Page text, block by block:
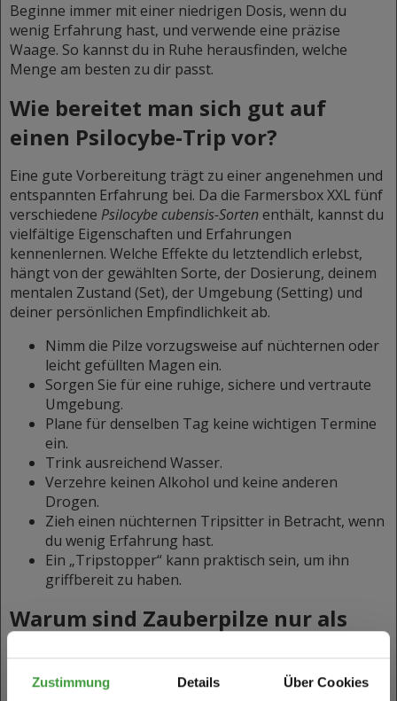
Zustimmung Details Über Cookies
Beginne immer mit einer niedrigen Dosis, wenn du
wenig Erfahrung hast, und verwende eine präzise
Waage. So kannst du in Ruhe herausfinden, welche
Menge am besten zu dir passt.
Wie bereitet man sich gut auf
einen Psilocybe-Trip vor?
Eine gute Vorbereitung trägt zu einer angenehmen und
entspannten Erfahrung bei. Da die Farmersbox XXL fünf
verschiedene Psilocybe cubensis-Sortenenthält, kannst du
vielfältige Eigenschaften und Erfahrungen
kennenlernen. Welche Effekte du letztendlich erlebst,
hängt von der gewählten Sorte, der Dosierung, deinem
mentalen Zustand (Set), der Umgebung (Setting) und
deiner persönlichen Empfindlichkeit ab.
Nimm die Pilze vorzugsweise auf nüchternen oder
leicht gefüllten Magen ein.
Sorgen Sie für eine ruhige, sichere und vertraute
Umgebung.
Plane für denselben Tag keine wichtigen Termine
ein.
Trink ausreichend Wasser.
Verzehre keinen Alkohol und keine anderen
Drogen.
Zieh einen nüchternen Tripsitter in Betracht, wenn
du wenig Erfahrung hast.
Ein „Tripstopper“ kann praktisch sein, um ihn
griffbereit zu haben.
Warum sind Zauberpilze nur als
Frische Zauberpilze dürfen in den Niederlanden nicht